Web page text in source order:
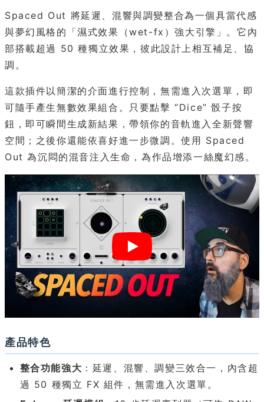
Spaced Out 將延遲、混響與調變整合為一個具當代感
與夢幻風格的「濕式效果（wet-fx）強大引擎」。它內
部搭載超過 50 種獨立效果，彼此設計上相互補足、協
調。
這款插件以簡潔的介面進行控制，無需進入次選單，即
可隨手產生無數效果組合。只要點擊 “Dice” 骰子按
鈕，即可瞬間生成新結果，帶領你的音軌進入全新聲響
空間；之後你還能依喜好進一步微調。使用 Spaced
Out 為沉悶的混音注入生命，為作品增添一絲魔幻感。
產品特色
整合功能強大 ：延遲、混響、調變三效合一，內含超
過 50 種獨立 FX 組件，無需進入次選單。